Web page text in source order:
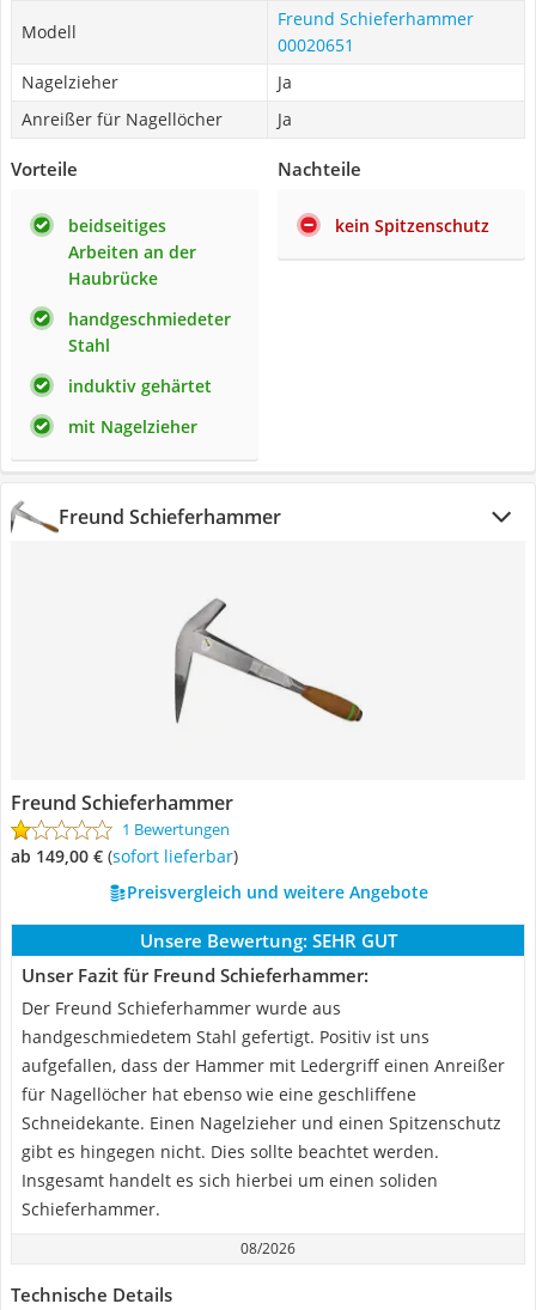
Modell
Freund Schieferhammer
00020651
Nagelzieher
Ja
Anreißer für Nagellöcher
Ja
Vorteile
beidseitiges
Arbeiten an der
Haubrücke
handgeschmiedeter
Stahl
induktiv gehärtet
mit Nagelzieher
Nachteile
kein Spitzenschutz
Freund Schieferhammer
Freund Schieferhammer
1 Bewertungen
ab 149,00 € ( Sofort lieferbar)
Preisvergleich und weitere Angebote
Unsere Bewertung: SEHR GUT
Unser Fazit für Freund Schieferhammer:
Der Freund Schieferhammer wurde aus
handgeschmiedetem Stahl gefertigt. Positiv ist uns
aufgefallen, dass der Hammer mit Ledergriff einen Anreißer
für Nagellöcher hat ebenso wie eine geschliffene
Schneidekante. Einen Nagelzieher und einen Spitzenschutz
gibt es hingegen nicht. Dies sollte beachtet werden.
Insgesamt handelt es sich hierbei um einen soliden
Schieferhammer.
08/2026
Technische Details